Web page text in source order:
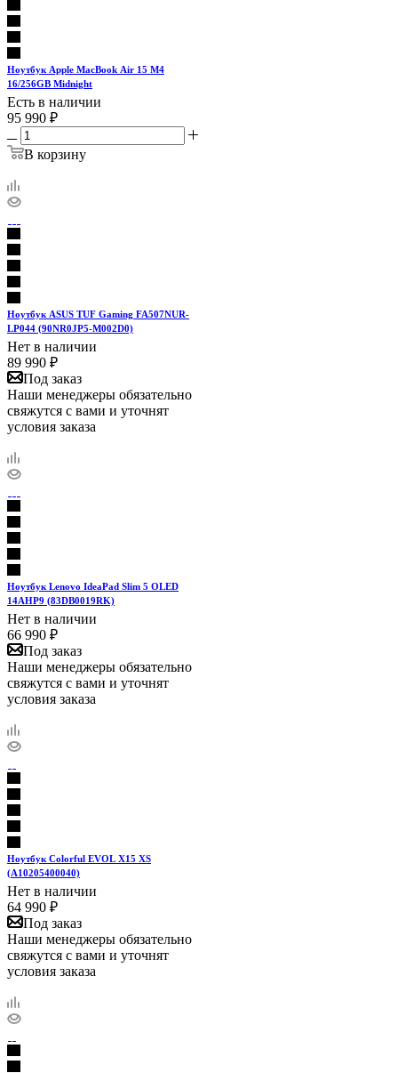
Ноутбук Apple MacBook Air 15 M4
16/256GB Midnight
Есть в наличии
95 990 ₽
В корзину
Ноутбук ASUS TUF Gaming FA507NUR-
LP044 (90NR0JP5-M002D0)
Нет в наличии
89 990 ₽
Под заказ
Наши менеджеры обязательно
свяжутся с вами и уточнят
условия заказа
Ноутбук Lenovo IdeaPad Slim 5 OLED
14AHP9 (83DB0019RK)
Нет в наличии
66 990 ₽
Под заказ
Наши менеджеры обязательно
свяжутся с вами и уточнят
условия заказа
Ноутбук Colorful EVOL X15 XS
(A10205400040)
Нет в наличии
64 990 ₽
Под заказ
Наши менеджеры обязательно
свяжутся с вами и уточнят
условия заказа